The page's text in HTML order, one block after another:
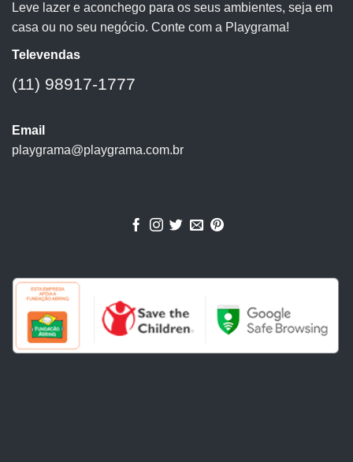
Leve lazer e aconchego para os seus ambientes, seja em
casa ou no seu negócio. Conte com a Playgrama!
Televendas
(11) 98917-1777
Email
playgrama@playgrama.com.br